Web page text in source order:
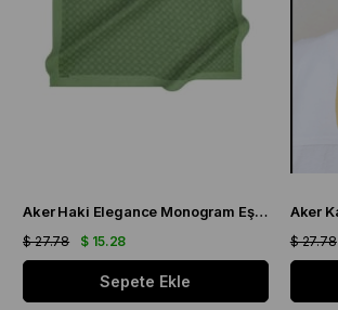
Aker Haki Elegance Monogram Eşarp 1090500 - 952
$ 15.28
$ 27.78
Sepete Ekle
$ 27.78